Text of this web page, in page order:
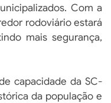
Com a
rodoviário estará
mais segurança,
capacidade da SC-
da população e